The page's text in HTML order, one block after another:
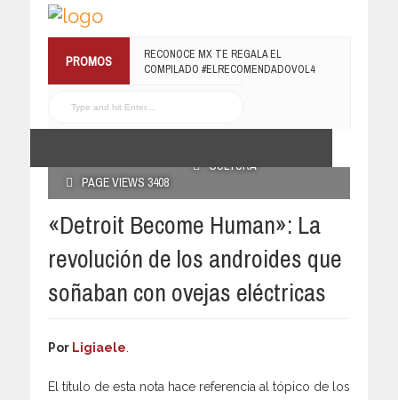
PROMOS
¡TE INVITAMOS A LA PREMIERE DE
LUCHANDO CON MI FAMILIA!
REGALA EL COMPILADO
#ELRECOMENDADOVOL4
CULTURA
PAGE VIEWS 3408
«Detroit Become Human»: La
revolución de los androides que
soñaban con ovejas eléctricas
Por Ligiaele
El título de esta nota hace referencia al tópico de los